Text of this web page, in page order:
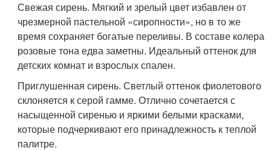
Свежая сирень. Мягкий и зрелый цвет избавлен от
чрезмерной пастельной «сиропности», но в то же
время сохраняет богатые переливы. В составе колера
розовые тона едва заметны. Идеальный оттенок для
детских комнат и взрослых спален.
Приглушенная сирень. Светлый оттенок фиолетового
склоняется к серой гамме. Отлично сочетается с
насыщенной сиренью и яркими белыми красками,
которые подчеркивают его принадлежность к теплой
палитре.